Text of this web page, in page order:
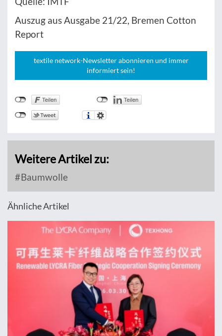
Auszug aus Ausgabe 21/22, Bremen Cotton
Report
textile network-Newsletter abonnieren und immer
informiert sein!
Weitere Artikel zu:
Baumwolle
Ähnliche Artikel